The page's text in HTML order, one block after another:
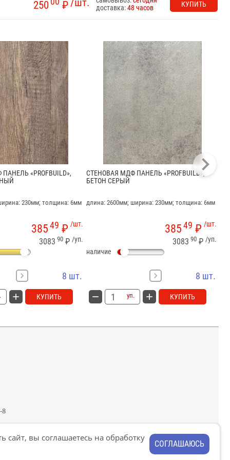
/шт.
250 ₽
доставка:48 часов КУПИТЬ
«PROFBUILD»,
230мм; толщина: 6мм
/шт.
38549 ₽
/уп.
3083 90 ₽
8 шт.
КУПИТЬ
СТЕНОВАЯ МДФ ПАНЕЛЬ «PROFBUILD»,
БЕТОН СЕРЫЙ
длина: 2600мм; ширина: 230мм; толщина: 6мм
/шт.
38549 ₽
/уп.
3083 90 ₽
наличие
8 шт.
уп. КУПИТЬ
8
условия обслуживания
сайт, вы соглашаетесь на обработку
СОГЛАШАЮСЬ